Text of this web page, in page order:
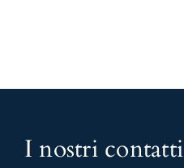
I nostri contatti